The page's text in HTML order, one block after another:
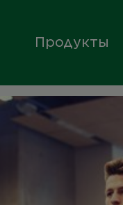
Продукты